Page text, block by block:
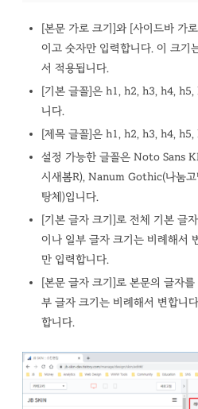
[본문 가로 크기]와 [사이드바 가
이고 숫자만 입력합니다. 이 크기
서 적용됩니다.
[기본 글꼴]은 h1, h2, h3, h4,
니다.
[제목 글꼴]은 h1, h2, h3, h4, h5,
설정 가능한 글꼴은 Noto Sans
시새봄R), Nanum Gothic(나눔
탕체)입니다.
[기본 글자 크기]로 전체 기본 글
이나 일부 글자 크기는 비례해서
만 입력합니다.
[본문 글자 크기]로 본문의 글자
부 글자 크기는 비례해서 변합니
합니다.